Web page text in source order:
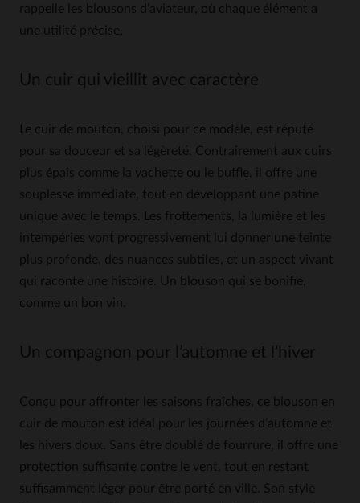
rappelle les blousons d’aviateur, où chaque élément a
une utilité précise.
Un cuir qui vieillit avec caractère
Le cuir de mouton, choisi pour ce modèle, est réputé
pour sa douceur et sa légèreté. Contrairement aux cuirs
plus épais comme la vachette ou le buffle, il offre une
souplesse immédiate, tout en développant une patine
unique avec le temps. Les frottements, la lumière et les
intempéries vont progressivement lui donner une teinte
plus profonde, des nuances subtiles, et un aspect vivant
qui raconte une histoire. Un blouson qui se bonifie,
comme un bon vin.
Un compagnon pour l’automne et l’hiver
Conçu pour affronter les saisons fraîches, ce blouson en
cuir de mouton est idéal pour les journées d’automne et
les hivers doux. Sans être doublé de fourrure, il offre une
protection suffisante contre le vent, tout en restant
suffisamment léger pour être porté en ville. Son style